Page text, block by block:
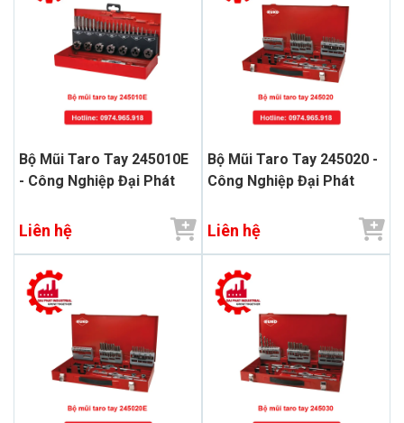
Bộ Mũi Taro Tay 245010E
- Công Nghiệp Đại Phát
Liên hệ
Bộ Mũi Taro Tay 245020 -
Công Nghiệp Đại Phát
Liên hệ